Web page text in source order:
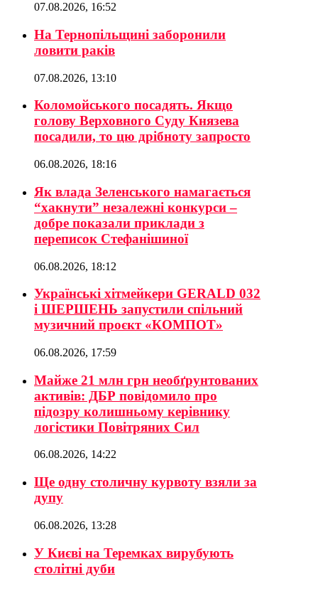
07.08.2026, 16:52
На Тернопільщині заборонили
ловити раків
07.08.2026, 13:10
Коломойського посадять. Якщо
голову Верховного Суду Князева
посадили, то цю дрібноту запросто
06.08.2026, 18:16
Як влада Зеленського намагається
“хакнути” незалежні конкурси –
добре показали приклади з
переписок Стефанішиної
06.08.2026, 18:12
Українські хітмейкери GERALD 032
і ШЕРШЕНЬ запустили спільний
музичний проєкт «КОМПОТ»
06.08.2026, 17:59
Майже 21 млн грн необґрунтованих
активів: ДБР повідомило про
підозру колишньому керівнику
логістики Повітряних Сил
06.08.2026, 14:22
Ще одну столичну курвоту взяли за
дупу
06.08.2026, 13:28
У Києві на Теремках вирубують
столітні дуби